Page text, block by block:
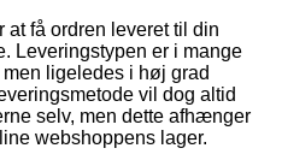
få ordren leveret til din
Leveringstypen er i mange
ligeledes i høj grad
vil dog altid
selv, men dette afhænger
webshoppens lager.